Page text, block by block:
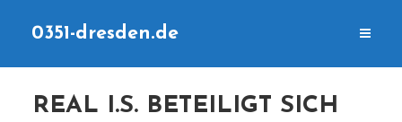
0351-dresden.de
REAL I.S. BETEILIGT SICH